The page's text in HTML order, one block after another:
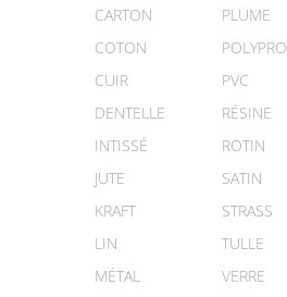
CARTON
COTON
CUIR
DENTELLE
INTISSÉ
JUTE
KRAFT
LIN
MÉTAL
PLUME
POLYPRO
PVC
RÉSINE
ROTIN
SATIN
STRASS
TULLE
VERRE